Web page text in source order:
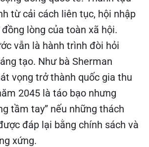
từ cải cách liên tục, hội nhập
lòng của toàn xã hội.
vẫn là hành trình đòi hỏi
tạo. Như bà Sherman
vọng trở thành quốc gia thu
2045 là táo bạo nhưng
tầm tay” nếu những thách
đáp lại bằng chính sách và
xứng.